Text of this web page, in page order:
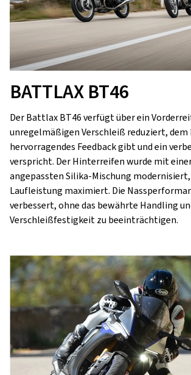
BATTLAX BT46
Der Battlax BT46 verfügt über ein
unregelmäßigen Verschleiß reduziert, dem
hervorragendes Feedback gibt und ein
verspricht. Der Hinterreifen wurde mit
angepassten Silika-Mischung modernisiert,
Laufleistung maximiert. Die
verbessert, ohne das bewährte Handling
Verschleißfestigkeit zu beeinträchtigen.